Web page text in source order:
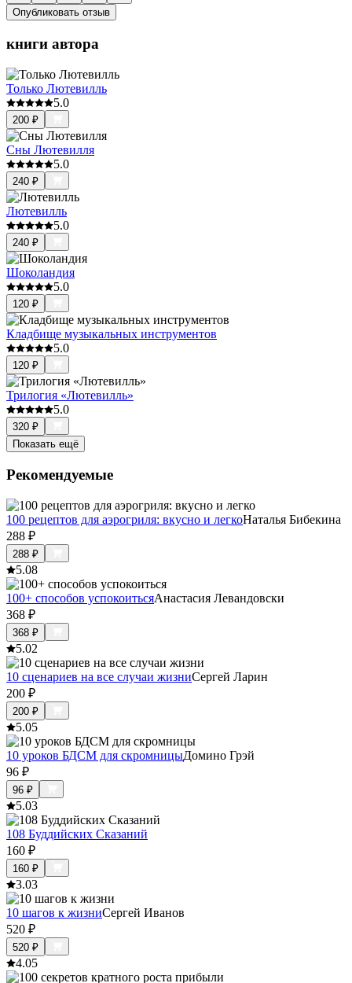
Опубликовать отзыв
книги автора
Только Лютевилль
5.0
200 ₽
Сны Лютевилля
5.0
240 ₽
Лютевилль
5.0
240 ₽
Шоколандия
5.0
120 ₽
Кладбище музыкальных инструментов
5.0
120 ₽
Трилогия «Лютевилль»
5.0
320 ₽
Показать ещё
Рекомендуемые
100 рецептов для аэрогриля: вкусно и легкоНаталья Бибекина
288 ₽
288 ₽
5.08
100+ способов успокоитьсяАнастасия Левандовски
368 ₽
368 ₽
5.02
10 сценариев на все случаи жизниСергей Ларин
200 ₽
200 ₽
5.05
10 уроков БДСМ для скромницыДомино Грэй
96 ₽
96 ₽
5.03
108 Буддийских Сказаний
160 ₽
160 ₽
3.03
10 шагов к жизниСергей Иванов
520 ₽
520 ₽
4.05